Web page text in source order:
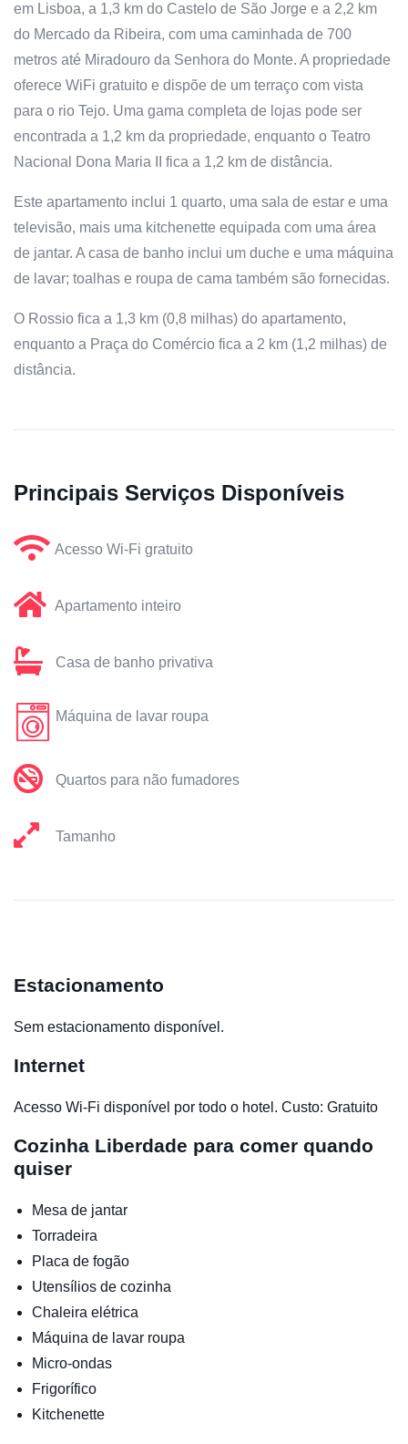
em Lisboa, a 1,3 km do Castelo de São Jorge e a 2,2 km
do Mercado da Ribeira, com uma caminhada de 700
metros até Miradouro da Senhora do Monte. A propriedade
oferece WiFi gratuito e dispõe de um terraço com vista
para o rio Tejo. Uma gama completa de lojas pode ser
encontrada a 1,2 km da propriedade, enquanto o Teatro
Nacional Dona Maria II fica a 1,2 km de distância.
Este apartamento inclui 1 quarto, uma sala de estar e uma
televisão, mais uma kitchenette equipada com uma área
de jantar. A casa de banho inclui um duche e uma máquina
de lavar; toalhas e roupa de cama também são fornecidas.
O Rossio fica a 1,3 km (0,8 milhas) do apartamento,
enquanto a Praça do Comércio fica a 2 km (1,2 milhas) de
distância.
Principais Serviços Disponíveis
Acesso Wi-Fi gratuito
Apartamento inteiro
Casa de banho privativa
Máquina de lavar roupa
Quartos para não fumadores
Tamanho
Estacionamento
Sem estacionamento disponível.
Internet
Acesso Wi-Fi disponível por todo o hotel. Custo: Gratuito
Cozinha Liberdade para comer quando
quiser
Mesa de jantar
Torradeira
Placa de fogão
Utensílios de cozinha
Chaleira elétrica
Máquina de lavar roupa
Micro-ondas
Frigorífico
Kitchenette